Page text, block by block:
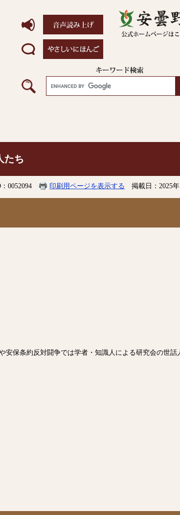
たち
0052094 印刷用ページを表示する 掲載日：2025
保条約反対闘争では学者・知識人による研究会の世話